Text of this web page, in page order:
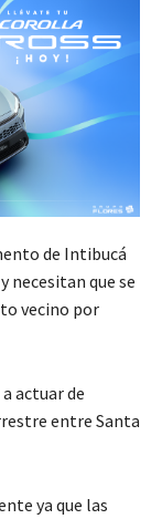
de Intibucá
necesitan que se
vecino por
actuar de
entre Santa
ya que las